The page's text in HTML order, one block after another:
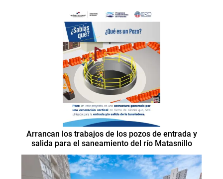
Arrancan los trabajos de los pozos de entrada y
salida para el saneamiento del río Matasnillo